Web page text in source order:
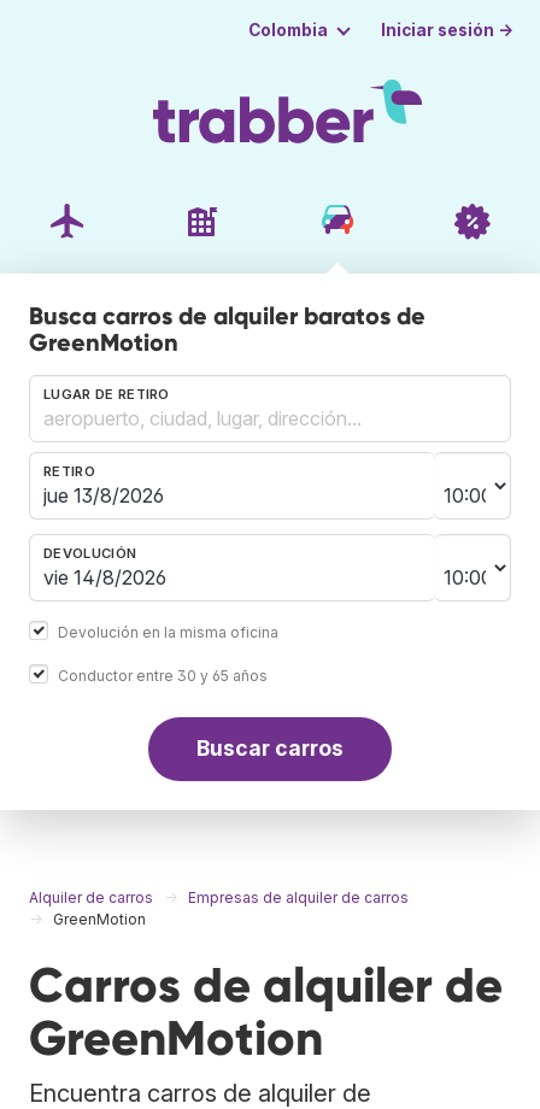
Colombia Iniciar sesión →
Busca carros de alquiler baratos de
GreenMotion
LUGAR DE RETIRO
RETIRO
DEVOLUCIÓN
Devolución en la misma oficina
Conductor entre 30 y 65 años
Buscar carros
Alquiler de carros
Empresas de alquiler de carros
GreenMotion
Carros de alquiler de
GreenMotion
Encuentra carros de alquiler de